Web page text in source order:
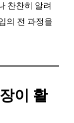
찬찬히 알려
의 전 과정을
이 활